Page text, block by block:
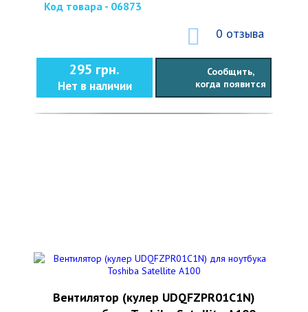
Код товара - 06873
0 отзыва
295 грн.
Нет в наличии
Сообщить,
когда появится
Вентилятор (кулер UDQFZPR01C1N)